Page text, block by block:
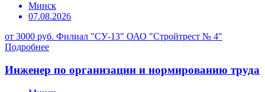
Минск
07.08.2026
от 3000 руб. Филиал "СУ-13" ОАО "Стройтрест № 4"
Подробнее
Инженер по организации и нормированию труда